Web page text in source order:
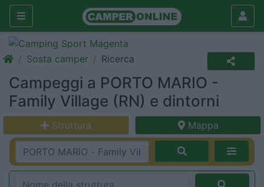
Sosta camper Ricerca
Campeggi a PORTO MARIO -
Family Village (RN) e dintorni
Struttura Mappa